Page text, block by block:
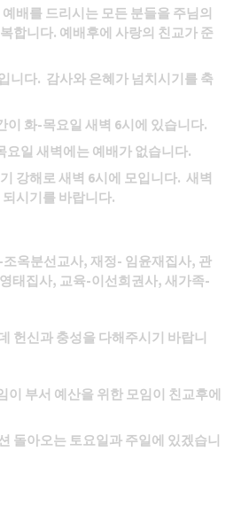
배를 드리시는 모든 분들을 주님의
합니다. 예배후에 사랑의 친교가 준
니다. 감사와 은혜가 넘치시기를 축
이 화-목요일 새벽 6시에 있습니다.
요일 새벽에는 예배가 없습니다.
강해로 새벽 6시에 모입니다. 새벽
시기를 바랍니다.
옥분선교사, 재정- 임윤재집사, 관
태집사, 교육-이선희권사, 새가족-
헌신과 충성을 다해주시기 바랍니
이 부서 예산을 위한 모임이 친교후에
돌아오는 토요일과 주일에 있겠습니